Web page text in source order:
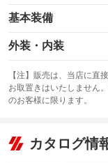
基本装備
エアバッグ：運転席/
：装備あり
：装備なし
サンルーフ
：装備なし
リフトアップ
：装備なし
外装・内装
カーナビ：メモリー
：装備あり
TV：ワンセグ
：装備あり
ビジュアル：-／
：装備あり
【注】販売は、当店に
お取置きはいたしません
のお客様に限ります。
カタログ情